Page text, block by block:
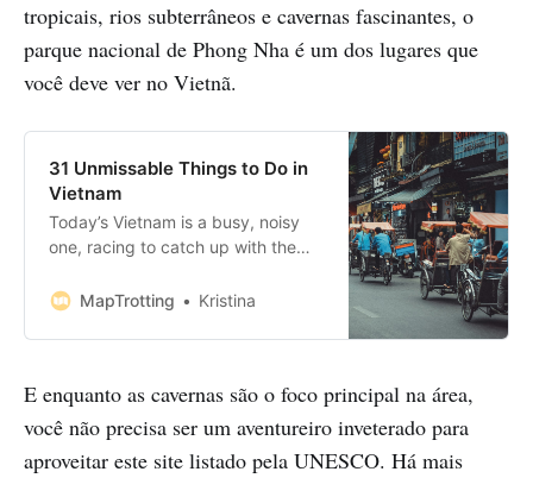
tropicais, rios subterrâneos e cavernas fascinantes, o
parque nacional de Phong Nha é um dos lugares que
você deve ver no Vietnã.
31 Unmissable Things to Do in
Vietnam
Today’s Vietnam is a busy, noisy
one, racing to catch up with the
Thailand to the west. And while it
times, you’ll soon discover a
looking towards a bright
MapTrotting Kristina
E enquanto as cavernas são o foco principal na área,
você não precisa ser um aventureiro inveterado para
aproveitar este site listado pela UNESCO. Há mais